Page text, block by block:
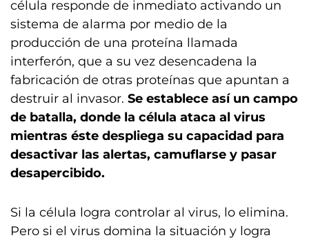
célula responde de inmediato activando un
sistema de alarma por medio de la
producción de una proteína llamada
interferón, que a su vez desencadena la
fabricación de otras proteínas que apuntan a
destruir al invasor. Se establece así un campo
de batalla, donde la célula ataca al virus
mientras éste despliega su capacidad para
desactivar las alertas, camuflarse y pasar
desapercibido.
Si la célula logra controlar al virus, lo elimina.
Pero si el virus domina la situación y logra